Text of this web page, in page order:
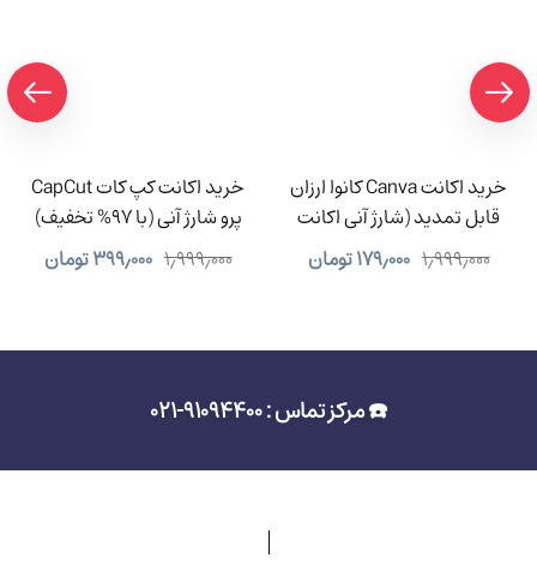
خرید اکانت Canva کانوا ارزان
قابل تمدید (شارژ آنی اکانت
شما) ۱٫۹۹۹٫۰۰۰ ۱۷۹٫۰۰۰تومان
خرید اکانت کپ کات CapCut
پرو شارژ آنی (با 97% تخفیف)
۱٫۹۹۹٫۰۰۰ ۳۹۹٫۰۰۰تومان
☎️ مرکز تماس : 91094400-021